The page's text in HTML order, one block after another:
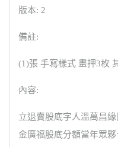
版本: 2
備註:
(1)張 手寫樣式 畫押3枚
內容:
立退賣股底字人溫萬昌
金廣福股底分額當年眾